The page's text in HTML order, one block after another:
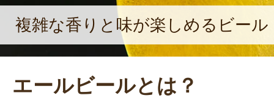
複雑な香りと味が楽しめるビール
エールビールとは？